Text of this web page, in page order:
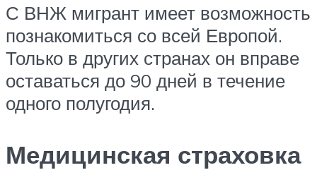
С ВНЖ мигрант имеет возможность
познакомиться со всей Европой.
Только в других странах он вправе
оставаться до 90 дней в течение
одного полугодия.
Медицинская страховка